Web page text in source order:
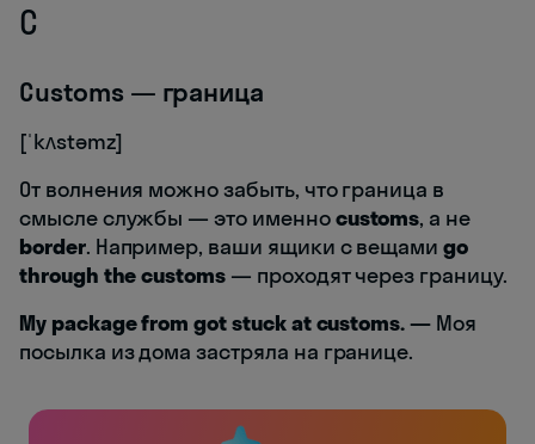
C
Customs — граница
[ˈkʌstəmz]
От волнения можно забыть, что граница в
смысле службы — это именноcustoms, а не
border. Например, ваши ящики с вещамиgo
through the customs — проходят через границу.
My package from got stuck at customs.— Моя
посылка из дома застряла на границе.